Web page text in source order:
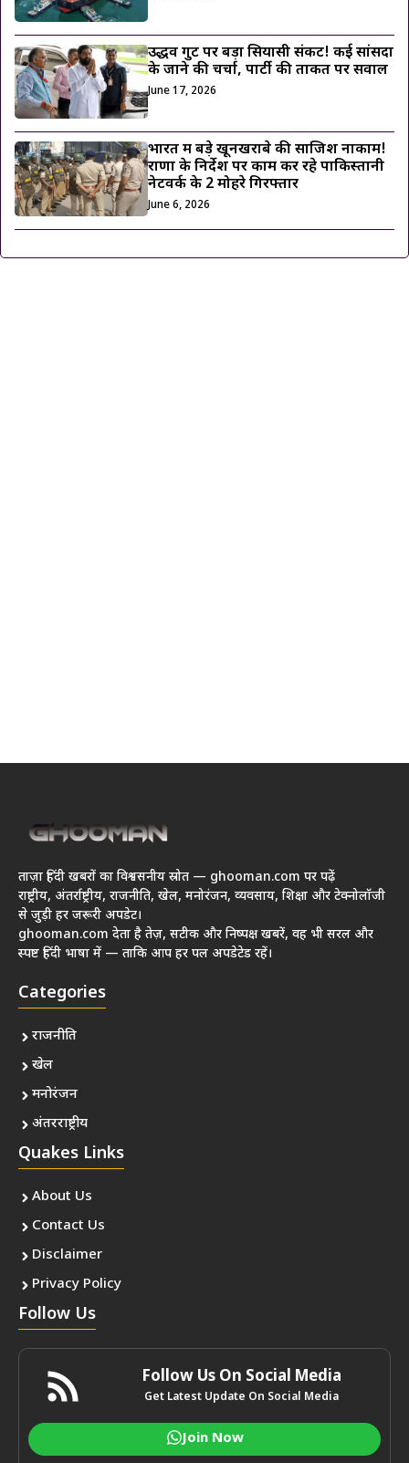
उद्धव गुट पर बड़ा सियासी संकट! कई सांसदों
के जाने की चर्चा, पार्टी की ताकत पर सवाल
June 17, 2026
भारत में बड़े खूनखराबे की साजिश नाकाम!
राणा के निर्देश पर काम कर रहे पाकिस्तानी
नेटवर्क के 2 मोहरे गिरफ्तार
June 6, 2026
ताज़ा हिंदी खबरों का विश्वसनीय स्रोत — ghooman.com पर पढ़ें
राष्ट्रीय, अंतर्राष्ट्रीय, राजनीति, खेल, मनोरंजन, व्यवसाय, शिक्षा और टेक्नोलॉजी
से जुड़ी हर जरूरी अपडेट।
ghooman.com देता है तेज़, सटीक और निष्पक्ष खबरें, वह भी सरल और
स्पष्ट हिंदी भाषा में — ताकि आप हर पल अपडेटेड रहें।
Categories
राजनीति
खेल
मनोरंजन
अंतरराष्ट्रीय
Quakes Links
About Us
Contact Us
Disclaimer
Privacy Policy
Follow Us
Follow Us On Social Media
Get Latest Update On Social Media
Join Now